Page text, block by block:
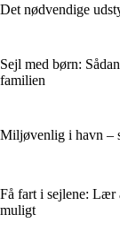
Det nødvendige
Sejl med børn:
familien
Miljøvenlig i havn –
Få fart i sejlene: Lær
muligt